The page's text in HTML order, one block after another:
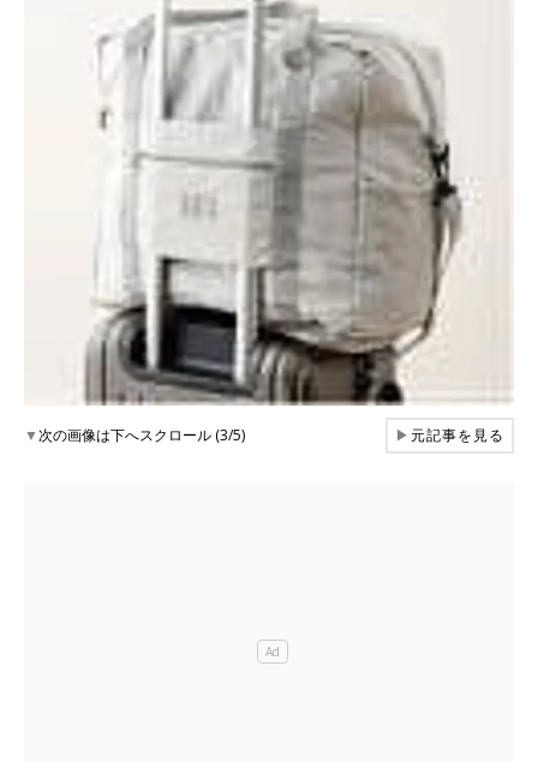
▼次の画像は下へスクロール (3/5) ▶元記事を見る